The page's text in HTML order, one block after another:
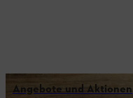
Angebote und Aktionen